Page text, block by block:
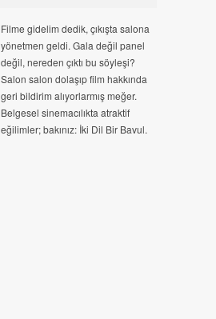
Filme gidelim dedik, çıkışta salona
yönetmen geldi. Gala değil panel
değil, nereden çıktı bu söyleşi?
Salon salon dolaşıp film hakkında
geri bildirim alıyorlarmış meğer.
Belgesel sinemacılıkta atraktif
eğilimler; bakınız: İki Dil Bir Bavul.